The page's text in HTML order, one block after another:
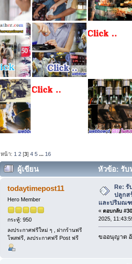
หน้า: 1 2 [3]4 5 ... 16
ผู้เขียน
หัวข้อ: รับ
กรุงเทพฯ และปริมณฑล (อ่าน 3230 ครั้ง
todaytimepost11
Hero Member
กระทู้: 950
ลงประกาศฟรีใหม่ ๆ , ฝากร้านฟรี
โพสฟรี, ลงประกาศฟรี Post ฟรี
Re: รั
ปลูกส
และปริมณ
« ตอบกลับ
2025,
ขออนุญาต